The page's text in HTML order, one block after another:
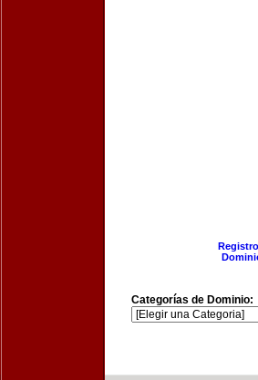
Categorías de Dominio: